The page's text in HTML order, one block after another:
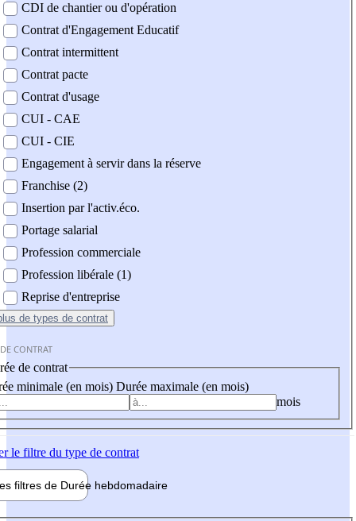
CDI de chantier ou d'opération
Contrat d'Engagement Educatif
Contrat intermittent
Contrat pacte
Contrat d'usage
CUI - CAE
CUI - CIE
Engagement à servir dans la réserve
Franchise (2)
Insertion par l'activ.éco.
Portage salarial
Profession commerciale
Profession libérale (1)
Reprise d'entreprise
de types de contrat
CONTRAT
de contrat
minimale (en mois) Durée maximale (en mois)
mois
le filtre du type de contrat
filtres de Durée hebdomadaire